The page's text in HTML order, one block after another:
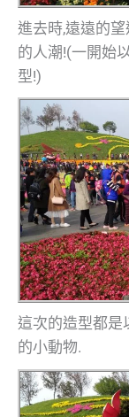
進去時,遠遠的
的人潮!(一開始
型!)
這次的造型都是
的小動物.